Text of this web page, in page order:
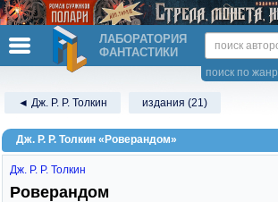
ЛАБОРАТОРИЯ
ФАНТАСТИКИ
поиск по
◄ Дж. Р. Р. Толкин издания (21)
Дж. Р. Р. Толкин «Роверандом»
Дж. Р. Р. Толкин
Роверандом